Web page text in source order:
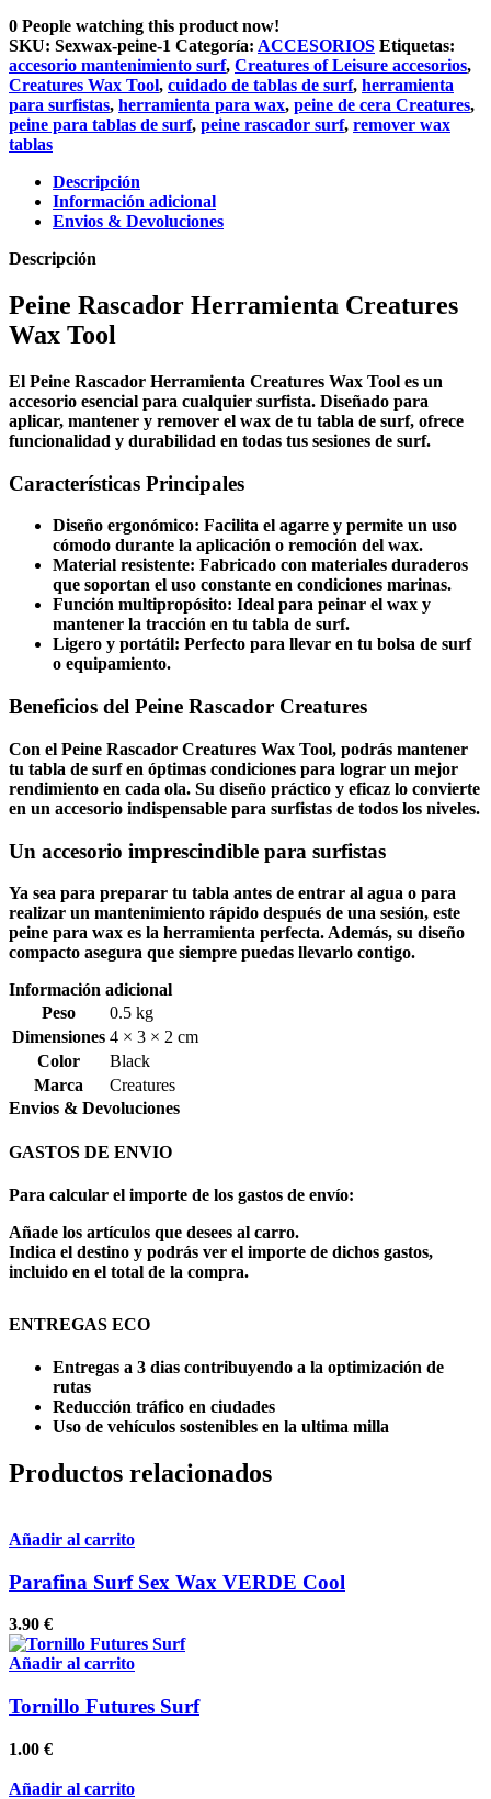
0 People watching this product now!
SKU: Sexwax-peine-1 Categoría: ACCESORIOS Etiquetas:
accesorio mantenimiento surf, Creatures of Leisure accesorios,
Creatures Wax Tool, cuidado de tablas de surf, herramienta
para surfistas, herramienta para wax, peine de cera Creatures,
peine para tablas de surf, peine rascador surf, remover wax
tablas
Descripción
Información adicional
Envios & Devoluciones
Descripción
Peine Rascador Herramienta Creatures
Wax Tool
El Peine Rascador Herramienta Creatures Wax Tool es un
accesorio esencial para cualquier surfista. Diseñado para
aplicar, mantener y remover el wax de tu tabla de surf, ofrece
funcionalidad y durabilidad en todas tus sesiones de surf.
Características Principales
Diseño ergonómico: Facilita el agarre y permite un uso
cómodo durante la aplicación o remoción del wax.
Material resistente: Fabricado con materiales duraderos
que soportan el uso constante en condiciones marinas.
Función multipropósito: Ideal para peinar el wax y
mantener la tracción en tu tabla de surf.
Ligero y portátil: Perfecto para llevar en tu bolsa de surf
o equipamiento.
Beneficios del Peine Rascador Creatures
Con el Peine Rascador Creatures Wax Tool, podrás mantener
tu tabla de surfen óptimas condiciones para lograr un mejor
rendimiento en cada ola. Su diseño práctico y eficaz lo convierte
en un accesorio indispensable para surfistas de todos los niveles.
Un accesorio imprescindible para surfistas
Ya sea para preparar tu tabla antes de entrar al agua o para
realizar un mantenimiento rápido después de una sesión, este
peine para wax es la herramienta perfecta. Además, su diseño
compacto asegura que siempre puedas llevarlo contigo.
Información adicional
Peso
0.5 kg
Dimensiones 4 × 3 × 2 cm
Color
Black
Marca
Creatures
Envios & Devoluciones
GASTOS DE ENVIO
Para calcular el importe de los gastos de envío:
Añade los artículos que desees al carro.
Indica el destino y podrás ver el importe de dichos gastos,
incluido en el total de la compra.
ENTREGAS ECO
Entregas a 3 dias contribuyendo a la optimización de
rutas
Reducción tráfico en ciudades
Uso de vehículos sostenibles en la ultima milla
Productos relacionados
Añadir al carrito
Parafina Surf Sex Wax VERDE Cool
3.90 €
Añadir al carrito
Tornillo Futures Surf
1.00 €
Añadir al carrito